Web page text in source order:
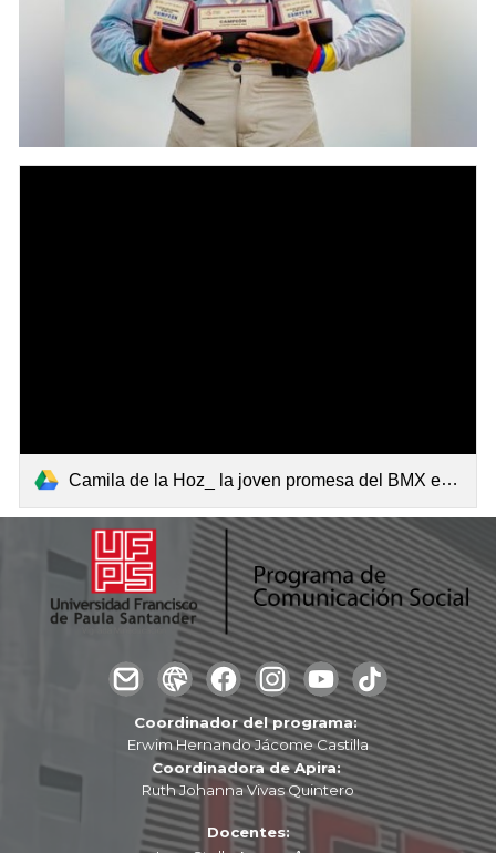
Camila de la Hoz_ la joven promesa del BMX en Cúcuta Entrevista exclusiva.mp4
Coordinador del programa:
Erwim Hernando Jácome Castilla
Coordinadora de Apira:
Ruth Johanna Vivas Quintero
Docentes: